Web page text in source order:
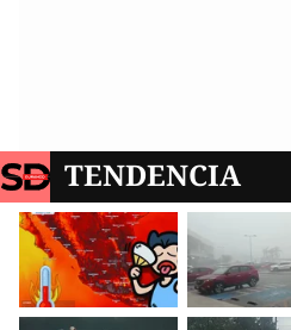
TENDENCIA